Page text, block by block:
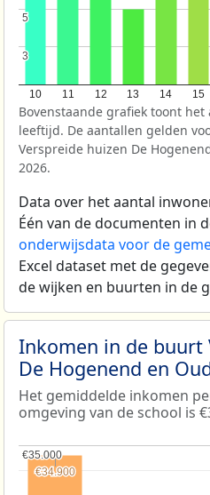
10 11 12 13 14 15
3
3
5
5
Bovenstaande grafiek toont
leeftijd. De aantallen gelden
Verspreide huizen De
2026.
Data over het aantal
Één van de documenten in
onderwijsdata voor de
Excel dataset met de
de wijken en buurten in de
Inkomen in de buurt
De Hogenend en
Het gemiddelde inkomen
omgeving van de school is
€35.000
€35.000
€34.900
€34.900